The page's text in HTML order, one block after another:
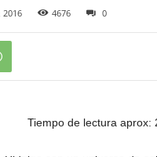
2016 4676 0
Tiempo de lectura aprox: